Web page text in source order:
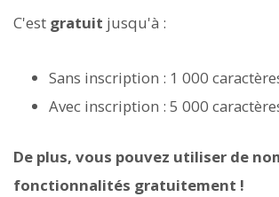
C'est gratuit jusqu'à :
Sans inscription : 1 000
Avec inscription : 5 000
De plus, vous pouvez utiliser de
fonctionnalités gratuitement !